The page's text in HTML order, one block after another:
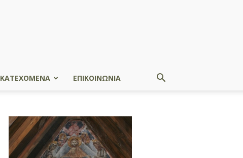
ΚΑΤΕΧΟΜΕΝΑ ΕΠΙΚΟΙΝΩΝΙΑ